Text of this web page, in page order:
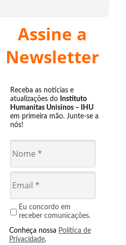
Assine a
Newsletter
Receba as notícias e
atualizações do Instituto
Humanitas Unisinos – IHU
em primeira mão. Junte-se a
nós!
Eu concordo em
receber comunicações.
Conheça nossa Política de
Privacidade.